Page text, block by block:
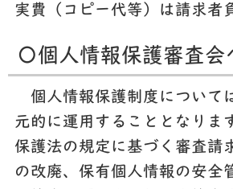
実費（コピー代等）は請求者
〇個人情報保護審査会
個人情報保護制度について
元的に運用することとなりま
保護法の規定に基づく審査請
の改廃、保有個人情報の安全